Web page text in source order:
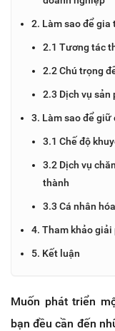
2. Làm sao để gia
2.1 Tương tác
2.2 Chú trọng
2.3 Dịch vụ
3. Làm sao để giữ
3.1 Chế độ
3.2 Dịch vụ
thành
3.3 Cá nhân
4. Tham khảo giải
5. Kết luận
Muốn phát triển
bạn đều cần đến